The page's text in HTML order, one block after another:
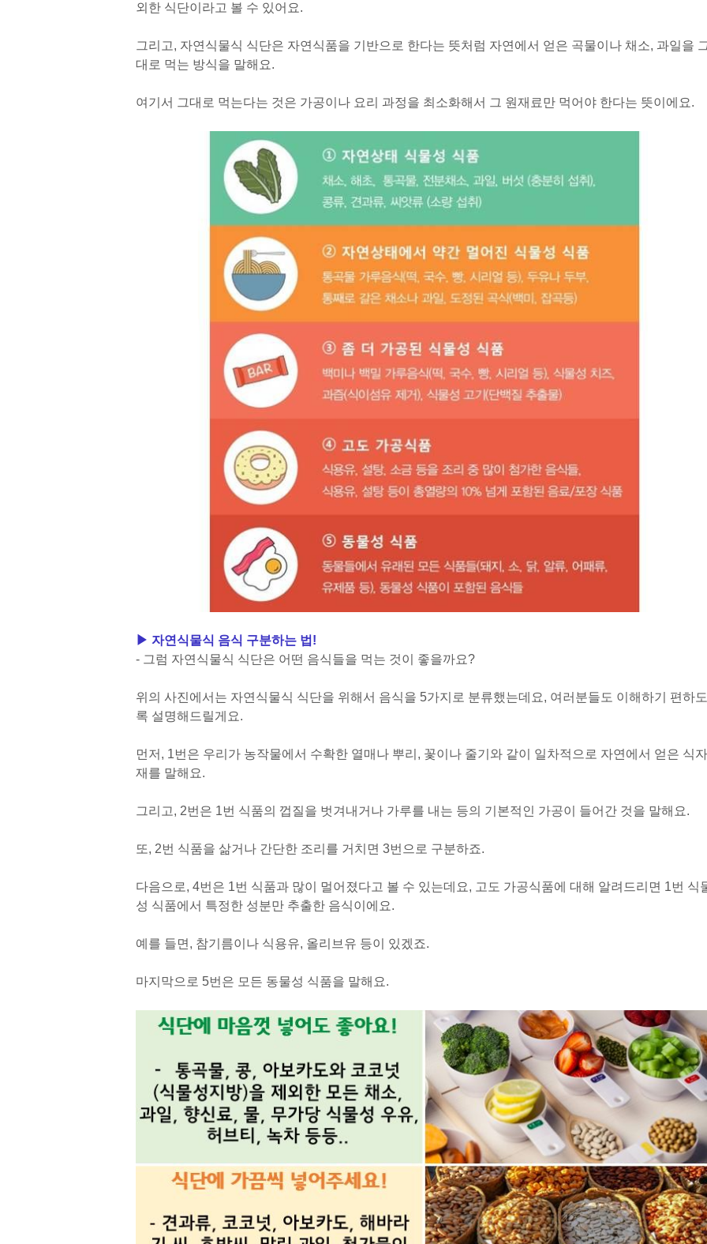
외한 식단이라고 볼 수 있어요.
그리고, 자연식물식 식단은 자연식품을 기반으로 한다는 뜻처럼 자연에서 얻은 곡물이나 채소, 과일을
대로 먹는 방식을 말해요.
여기서 그대로 먹는다는 것은 가공이나 요리 과정을 최소화해서 그 원재료만 먹어야 한다는 뜻이에요.
▶ 자연식물식 음식 구분하는 법!
- 그럼 자연식물식 식단은 어떤 음식들을 먹는 것이 좋을까요?
위의 사진에서는 자연식물식 식단을 위해서 음식을 5가지로 분류했는데요, 여러분들도 이해하기 편하도
록 설명해드릴게요.
먼저, 1번은 우리가 농작물에서 수확한 열매나 뿌리, 꽃이나 줄기와 같이 일차적으로 자연에서 얻은 식자
재를 말해요.
그리고, 2번은 1번 식품의 껍질을 벗겨내거나 가루를 내는 등의 기본적인 가공이 들어간 것을 말해요.
또, 2번 식품을 삶거나 간단한 조리를 거치면 3번으로 구분하죠.
다음으로, 4번은 1번 식품과 많이 멀어졌다고 볼 수 있는데요, 고도 가공식품에 대해 알려드리면 1번 식
성 식품에서 특정한 성분만 추출한 음식이에요.
예를 들면, 참기름이나 식용유, 올리브유 등이 있겠죠.
마지막으로 5번은 모든 동물성 식품을 말해요.